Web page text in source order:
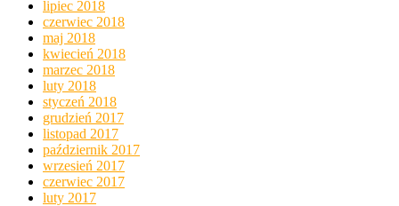
lipiec 2018
czerwiec 2018
maj 2018
kwiecień 2018
marzec 2018
luty 2018
styczeń 2018
grudzień 2017
listopad 2017
październik 2017
wrzesień 2017
czerwiec 2017
luty 2017